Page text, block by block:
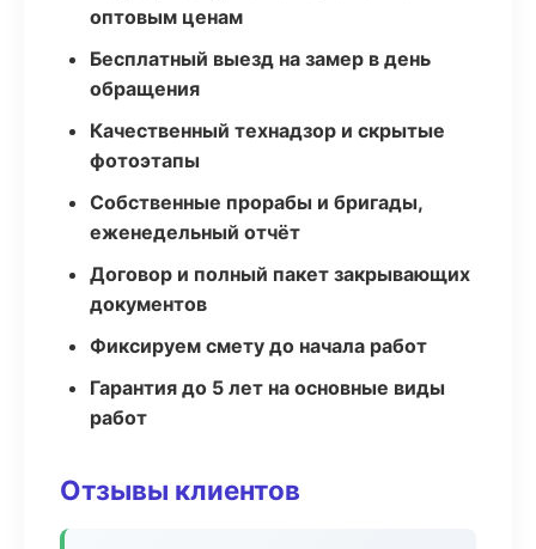
оптовым ценам
Бесплатный выезд на замер в день
обращения
Качественный технадзор и скрытые
фотоэтапы
Собственные прорабы и бригады,
еженедельный отчёт
Договор и полный пакет закрывающих
документов
Фиксируем смету до начала работ
Гарантия до 5 лет на основные виды
работ
Отзывы клиентов